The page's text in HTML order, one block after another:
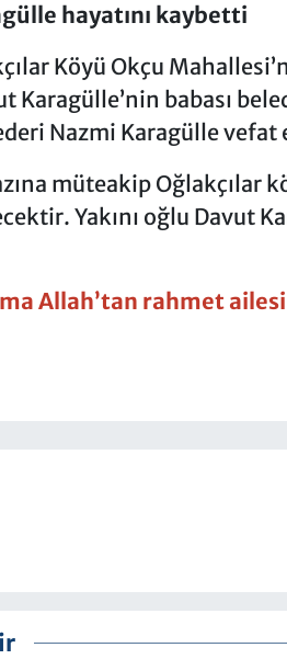
hayatını kaybetti
Köyü Okçu
Karagülle’nin babası
Nazmi Karagülle
müteakip Oğlakçılar
Yakını oğlu Davut
Allah’tan rahmet